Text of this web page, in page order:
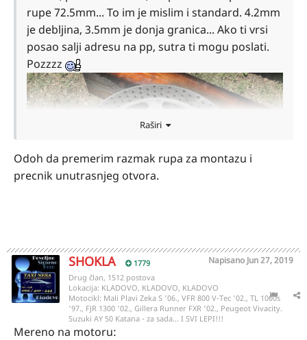
rupe 72.5mm... To im je mislim i standard. 4.2mm
je debljina, 3.5mm je donja granica... Ako ti vrsi
posao salji adresu na pp, sutra ti mogu poslati.
Pozzzz
Raširi
Odoh da premerim razmak rupa za montazu i
precnik unutrasnjeg otvora.
SHOKLA 1779 Napisano Jun 27, 2019
Drug član, 1512 postova
Lokacija: KLADOVO, KLADOVO, KLADOVO
Motocikl: Mali Plavi Zeka S '06., VFR 800 V-Tec '02., TL 1000s
'97., FJR 1300 '02., Gillera Runner FXR '02., Peugeot Vivacity.
Suzuki AY 50 Katana - za sada... I SVI LEPI!!!
Mereno na motoru: